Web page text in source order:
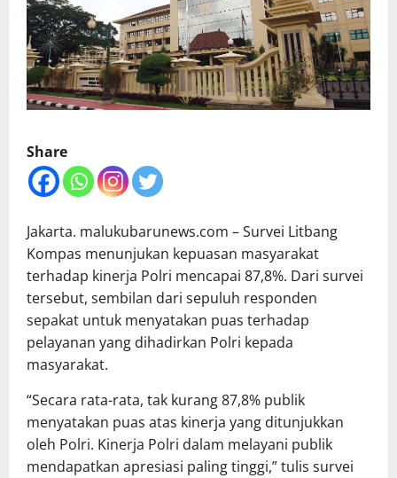
Share
Jakarta. malukubarunews.com – Survei Litbang
Kompas menunjukan kepuasan masyarakat
terhadap kinerja Polri mencapai 87,8%. Dari survei
tersebut, sembilan dari sepuluh responden
sepakat untuk menyatakan puas terhadap
pelayanan yang dihadirkan Polri kepada
masyarakat.
“Secara rata-rata, tak kurang 87,8% publik
menyatakan puas atas kinerja yang ditunjukkan
oleh Polri. Kinerja Polri dalam melayani publik
mendapatkan apresiasi paling tinggi,” tulis survei